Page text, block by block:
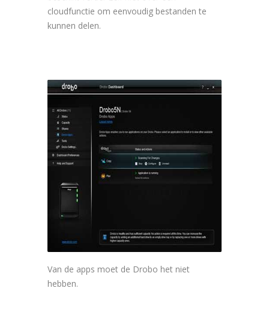
cloudfunctie om eenvoudig bestanden te
kunnen delen.
Van de apps moet de Drobo het niet
hebben.